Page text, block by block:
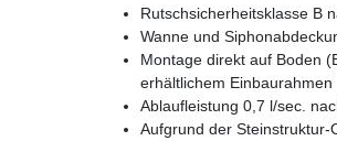
Rutschsicherheitsklasse B
Wanne und
Montage direkt auf Boden
erhältlichem Einbaurahmen
Ablaufleistung 0,7 l/sec.
Aufgrund der Steinstruktur-